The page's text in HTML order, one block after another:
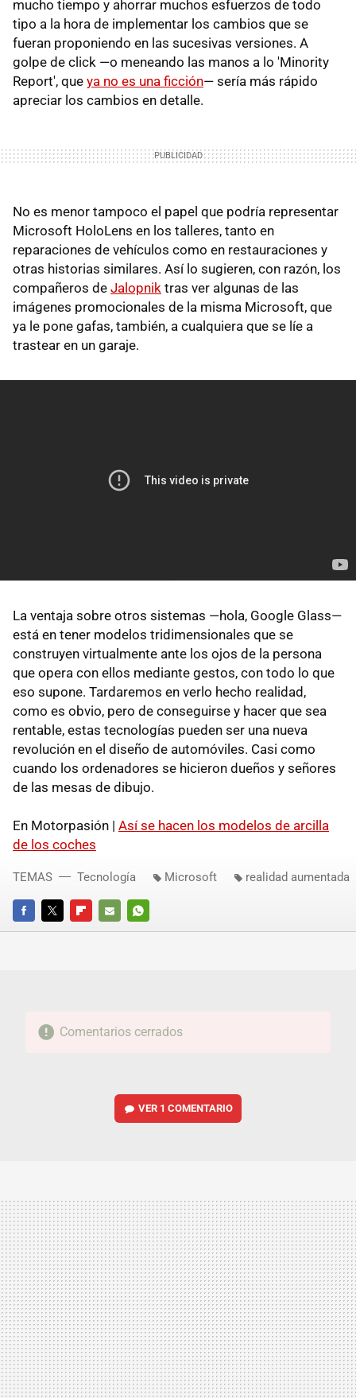
mucho tiempo y ahorrar muchos esfuerzos de todo
tipo a la hora de implementar los cambios que se
fueran proponiendo en las sucesivas versiones. A
golpe de click —o meneando las manos a lo 'Minority
Report', que ya no es una ficción— sería más rápido
apreciar los cambios en detalle.
No es menor tampoco el papel que podría representar
Microsoft HoloLens en los talleres, tanto en
reparaciones de vehículos como en restauraciones y
otras historias similares. Así lo sugieren, con razón, los
compañeros de Jalopnik tras ver algunas de las
imágenes promocionales de la misma Microsoft, que
ya le pone gafas, también, a cualquiera que se líe a
trastear en un garaje.
La ventaja sobre otros sistemas —hola, Google Glass—
está en tener modelos tridimensionales que se
construyen virtualmente ante los ojos de la persona
que opera con ellos mediante gestos, con todo lo que
eso supone. Tardaremos en verlo hecho realidad,
como es obvio, pero de conseguirse y hacer que sea
rentable, estas tecnologías pueden ser una nueva
revolución en el diseño de automóviles. Casi como
cuando los ordenadores se hicieron dueños y señores
de las mesas de dibujo.
En Motorpasión | Así se hacen los modelos de arcilla
de los coches
FACEBOOKTWITTERFLIPBOARD
E-
WHATSAPP
TEMAS Tecnología Microsoft realidad aumentada
Comentarios cerrados
VER 1 COMENTARIO